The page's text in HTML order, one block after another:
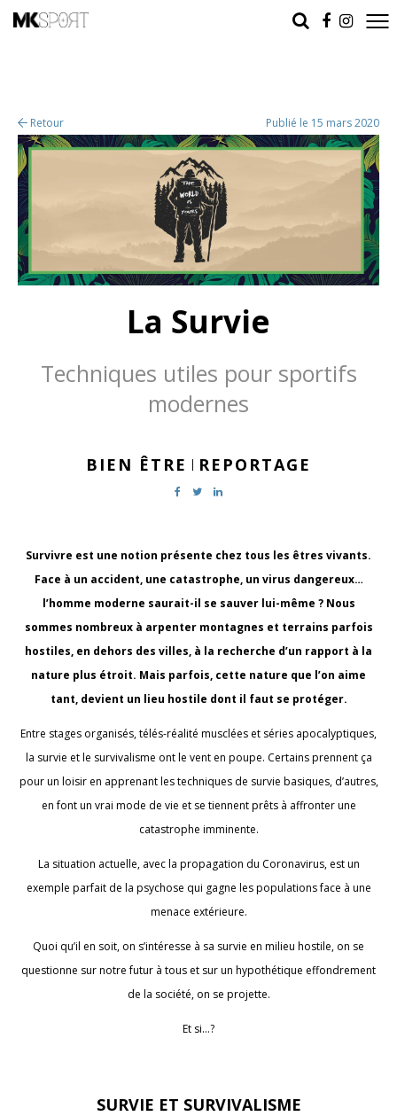
Retour Publié le 15 mars 2020
La Survie
Techniques utiles pour sportifs
modernes
BIEN ÊTRE | REPORTAGE
Survivre est une notion présente chez tous les êtres vivants.
Face à un accident, une catastrophe, un virus dangereux…
l’homme moderne saurait-il se sauver lui-même ? Nous
sommes nombreux à arpenter montagnes et terrains parfois
hostiles, en dehors des villes, à la recherche d’un rapport à la
nature plus étroit. Mais parfois, cette nature que l’on aime
tant, devient un lieu hostile dont il faut se protéger.
Entre stages organisés, télés-réalité musclées et séries apocalyptiques,
la survie et le survivalisme ont le vent en poupe. Certains prennent ça
pour un loisir en apprenant les techniques de survie basiques, d’autres,
en font un vrai mode de vie et se tiennent prêts à affronter une
catastrophe imminente.
La situation actuelle, avec la propagation du Coronavirus, est un
exemple parfait de la psychose qui gagne les populations face à une
menace extérieure.
Quoi qu’il en soit, on s’intéresse à sa survie en milieu hostile, on se
questionne sur notre futur à tous et sur un hypothétique effondrement
de la société, on se projette.
Et si…?
SURVIE ET SURVIVALISME